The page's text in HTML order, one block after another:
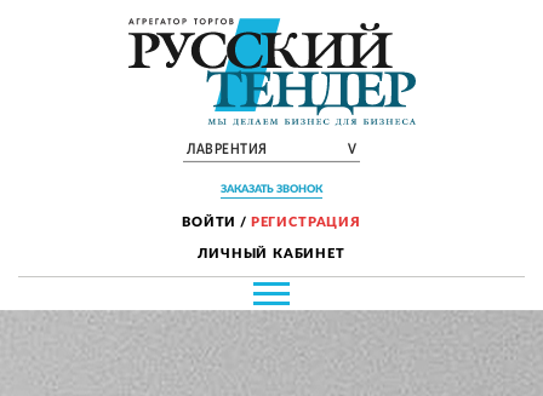
ЛАВРЕНТИЯ V
ЗАКАЗАТЬ ЗВОНОК
ВОЙТИ / РЕГИСТРАЦИЯ
ЛИЧНЫЙ КАБИНЕТ